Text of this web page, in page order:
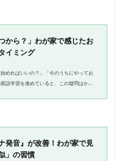
から？」わが家で感じたお
イミング
めればいいの？」「今のうちにやってお
語学習を進めていると、この疑問はかな
発音』が改善！わが家で見
」の習慣